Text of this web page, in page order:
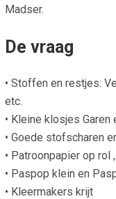
Madser.
De vraag
• Stoffen en restjes:
etc.
• Kleine klosjes Garen
• Goede stofscharen
• Patroonpapier op rol
• Paspop klein en
• Kleermakers krijt